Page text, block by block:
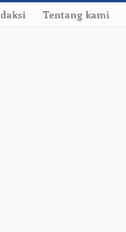
Tentang kami